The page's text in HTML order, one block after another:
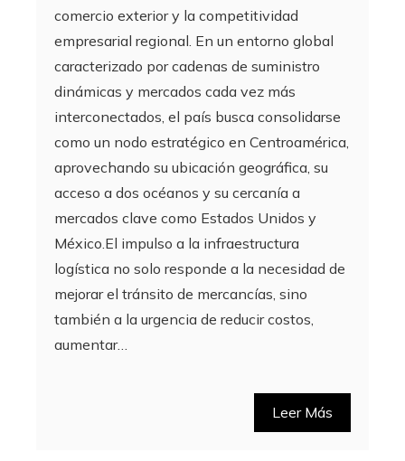
comercio exterior y la competitividad
empresarial regional. En un entorno global
caracterizado por cadenas de suministro
dinámicas y mercados cada vez más
interconectados, el país busca consolidarse
como un nodo estratégico en Centroamérica,
aprovechando su ubicación geográfica, su
acceso a dos océanos y su cercanía a
mercados clave como Estados Unidos y
México.El impulso a la infraestructura
logística no solo responde a la necesidad de
mejorar el tránsito de mercancías, sino
también a la urgencia de reducir costos,
aumentar…
Leer Más